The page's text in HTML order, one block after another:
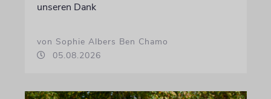
unseren Dank
von Sophie Albers Ben Chamo
05.08.2026